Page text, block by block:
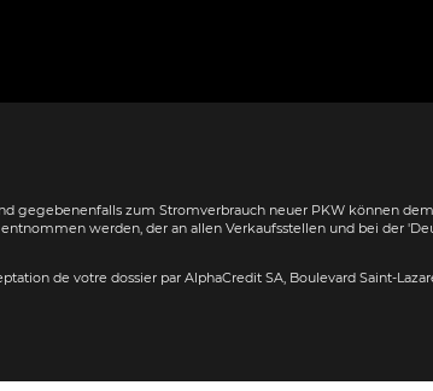
gegebenenfalls zum Stromverbrauch neuer PKW können
werden, der an allen Verkaufsstellen und bei der
de votre dossier par AlphaCredit SA, Boulevard Saint-Lazare